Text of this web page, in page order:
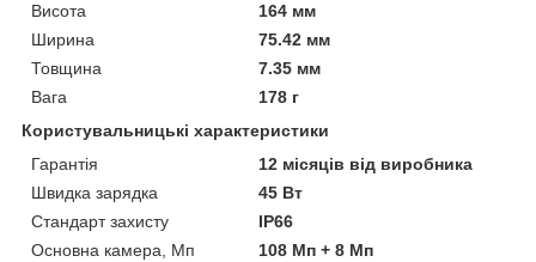
Висота
164 мм
Ширина
75.42 мм
Товщина
7.35 мм
Вага
178 г
Користувальницькі характеристики
Гарантія
12 місяців від виробника
Швидка зарядка
45 Вт
Стандарт захисту
IP66
Основна камера, Мп
108 Мп + 8 Мп